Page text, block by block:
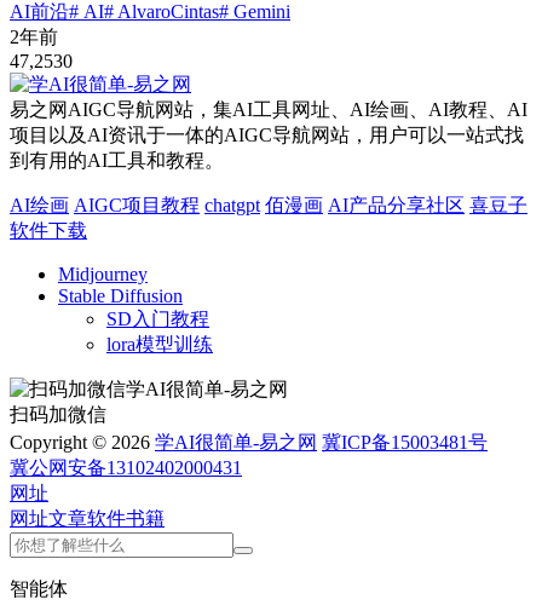
AI前沿# AI# AlvaroCintas# Gemini
2年前
47,2530
易之网AIGC导航网站，集AI工具网址、AI绘画、AI教程、AI
项目以及AI资讯于一体的AIGC导航网站，用户可以一站式找
到有用的AI工具和教程。
AI绘画 AIGC项目教程 chatgpt 佰漫画 AI产品分享社区 喜豆子
软件下载
Midjourney
Stable Diffusion
SD入门教程
lora模型训练
扫码加微信
Copyright © 2026 学AI很简单-易之网 冀ICP备15003481号
冀公网安备13102402000431
网址
网址文章软件书籍
智能体